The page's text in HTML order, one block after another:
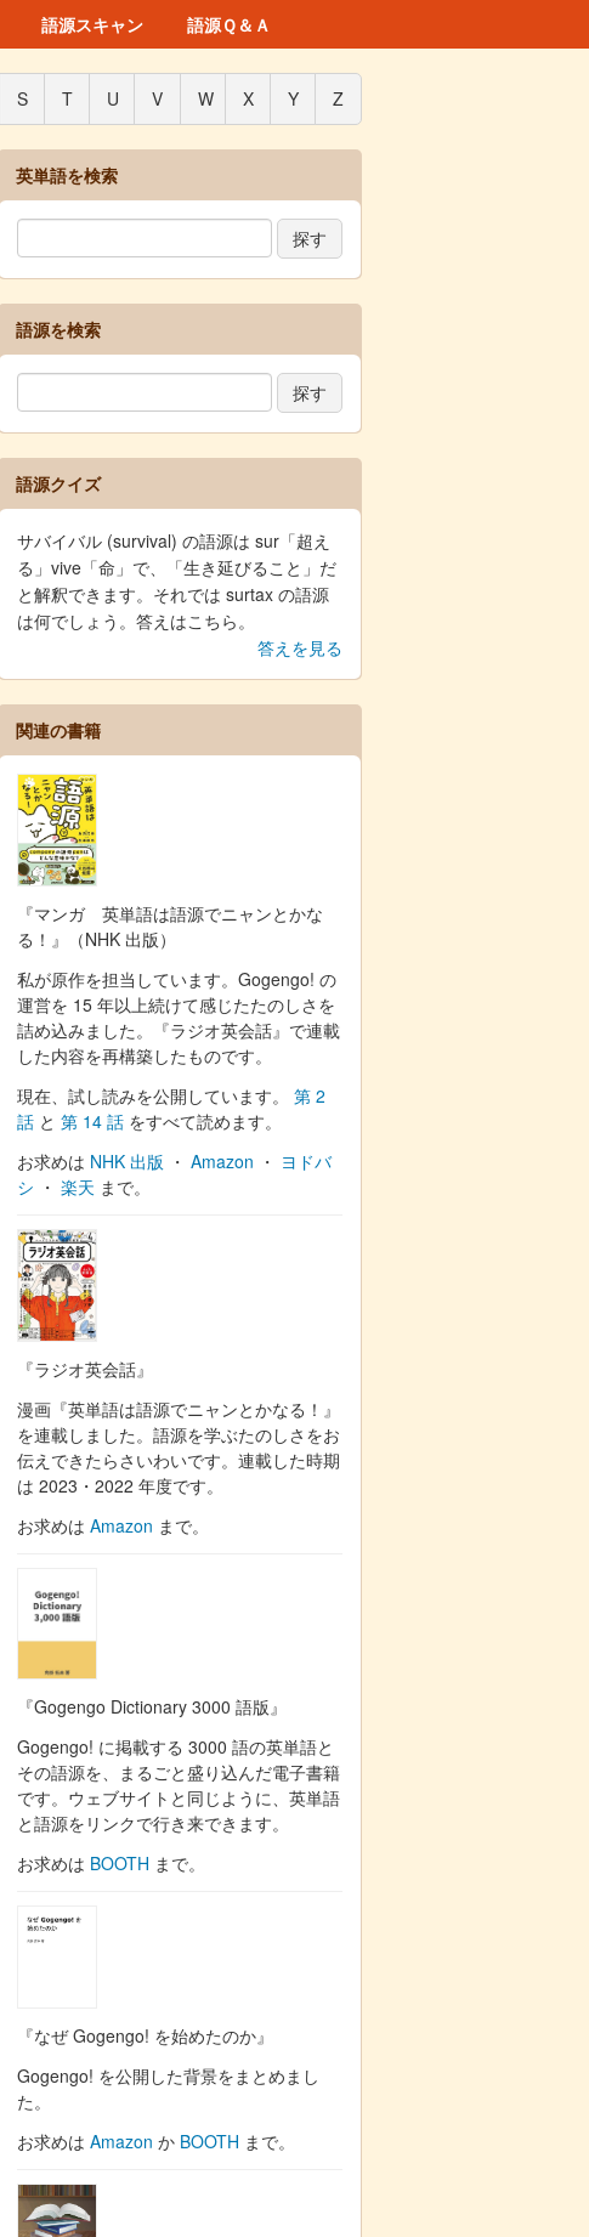
語源スキャン 語源Ｑ＆Ａ
S T U V W X Y Z
英単語を検索
語源を検索
語源クイズ
サバイバル (survival) の語源は sur「超え
る」vive「命」で、「生き延びること」だ
と解釈できます。それでは surtax の語源
は何でしょう。答えはこちら。
答えを見る
関連の書籍
『マンガ 英単語は語源でニャンとかな
る！』（NHK 出版）
私が原作を担当しています。Gogengo! の
運営を 15 年以上続けて感じたたのしさを
詰め込みました。『ラジオ英会話』で連載
した内容を再構築したものです。
現在、試し読みを公開しています。 第 2
話 と 第 14 話 をすべて読めます。
お求めは NHK 出版 ・ Amazon ・ ヨドバ
シ ・ 楽天 まで。
『ラジオ英会話』
漫画『英単語は語源でニャンとかなる！』
を連載しました。語源を学ぶたのしさをお
伝えできたらさいわいです。連載した時期
は 2023・2022 年度です。
お求めは Amazon まで。
『Gogengo Dictionary 3000 語版』
Gogengo! に掲載する 3000 語の英単語と
その語源を、まるごと盛り込んだ電子書籍
です。ウェブサイトと同じように、英単語
と語源をリンクで行き来できます。
お求めは BOOTH まで。
『なぜ Gogengo! を始めたのか』
Gogengo! を公開した背景をまとめまし
た。
お求めは Amazon か BOOTH まで。